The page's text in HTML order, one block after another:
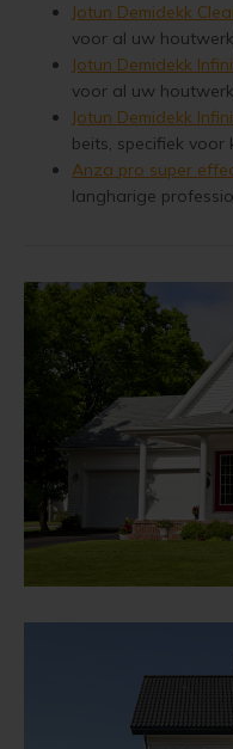
Jotun Demidekk
voor al uw
Jotun Demidekk
voor al uw
Jotun Demidekk
beits, specifiek voor
Anza pro super
langharige